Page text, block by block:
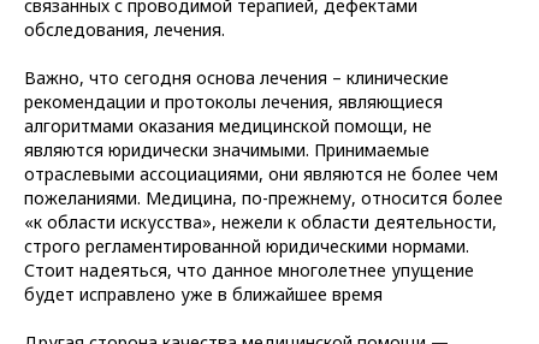
связанных с проводимой терапией, дефектами
обследования, лечения.
Важно, что сегодня основа лечения – клинические
рекомендации и протоколы лечения, являющиеся
алгоритмами оказания медицинской помощи, не
являются юридически значимыми. Принимаемые
отраслевыми ассоциациями, они являются не более чем
пожеланиями. Медицина, по-прежнему, относится более
«к области искусства», нежели к области деятельности,
строго регламентированной юридическими нормами.
Стоит надеяться, что данное многолетнее упущение
будет исправлено уже в ближайшее время